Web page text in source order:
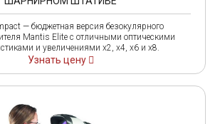
— бюджетная версия безокулярного
Mantis Elite с отличными оптическими
и увеличениями x2, х4, х6 и х8.
Узнать цену